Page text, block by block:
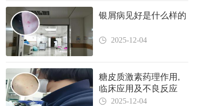
银屑病见好是什么样的
2025-12-04
糖皮质激素药理作用,
临床应用及不良反应
2025-12-04